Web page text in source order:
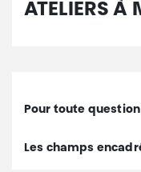
ATELIERS
Pour toute question
Les champs